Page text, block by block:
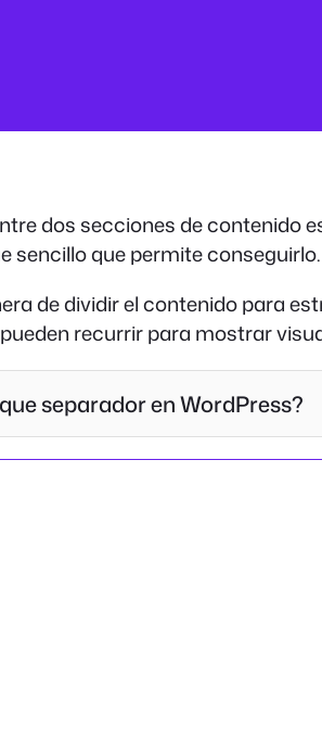
dos secciones de contenido
sencillo que permite conseguirlo.
de dividir el contenido para
recurrir para mostrar
separador en WordPress?